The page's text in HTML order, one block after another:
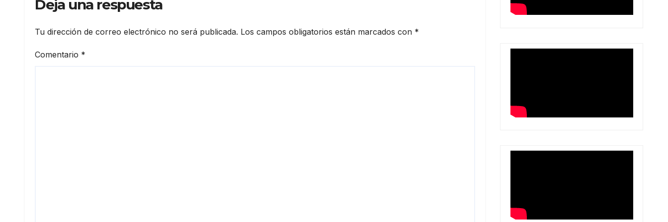
Deja una respuesta
Tu dirección de correo electrónico no será publicada. Los campos obligatorios están marcados con *
Comentario *